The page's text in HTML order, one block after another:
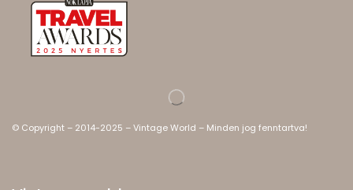
© Copyright – 2014-2025 – Vintage World – Minden jog fenntartva!